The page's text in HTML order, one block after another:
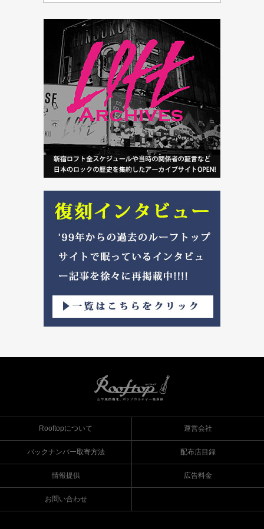
Rooftopについて 運営会社
バックナンバー取寄方法 配布店目録
情報提供 広告料金
お問い合わせ